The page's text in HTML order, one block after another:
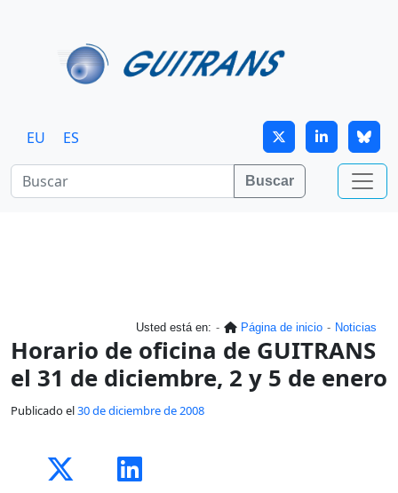
EU ES
Buscar
Usted está en: Página de inicio Noticias
Horario de oficina de GUITRANS
el 31 de diciembre, 2 y 5 de enero
Publicado el30 de diciembre de 2008